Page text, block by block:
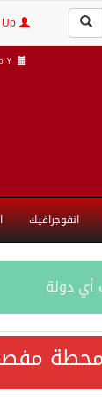
|
انفوجرافيك
أي دولة